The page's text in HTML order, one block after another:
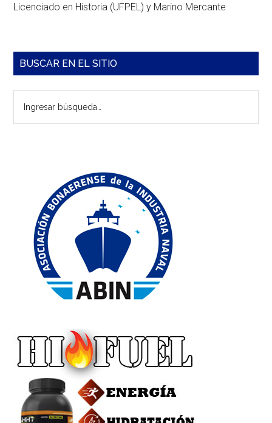
Licenciado en Historia (UFPEL) y Marino Mercante
Barra
principal
BUSCAR EN EL SITIO
búsqueda…